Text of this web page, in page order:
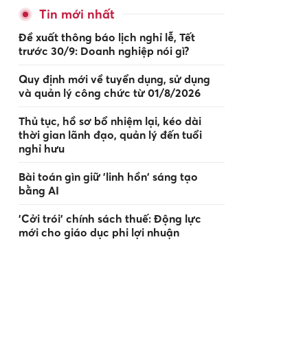
Tin mới nhất
Đề xuất thông báo lịch nghỉ lễ, Tết
trước 30/9: Doanh nghiệp nói gì?
Quy định mới về tuyển dụng, sử dụng
và quản lý công chức từ 01/8/2026
Thủ tục, hồ sơ bổ nhiệm lại, kéo dài
thời gian lãnh đạo, quản lý đến tuổi
nghỉ hưu
Bài toán gìn giữ 'linh hồn' sáng tạo
bằng AI
'Cởi trói' chính sách thuế: Động lực
mới cho giáo dục phi lợi nhuận